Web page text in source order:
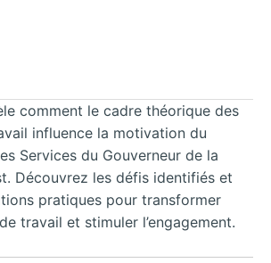
comment le cadre théorique des
influence la motivation du
Services du Gouverneur de la
Découvrez les défis identifiés et
pratiques pour transformer
travail et stimuler l’engagement.